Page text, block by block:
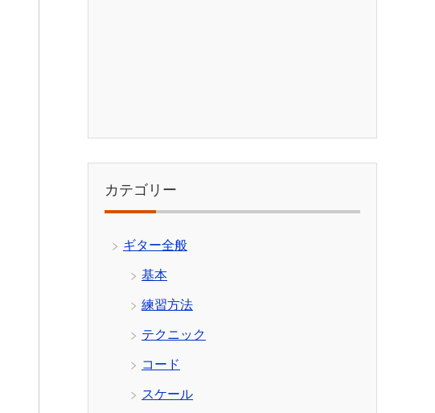
カテゴリー
ギター全般
基本
練習方法
テクニック
コード
スケール